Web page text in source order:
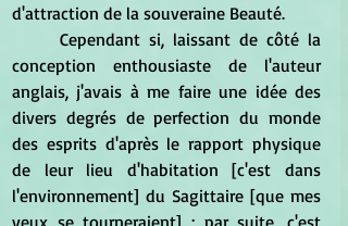
d'attraction de la souveraine Beauté.
conception enthousiaste de l'auteur
anglais, j'avais à me faire une idée des
divers degrés de perfection du monde
des esprits d'après le rapport physique
de leur lieu d'habitation [c'est dans
l'environnement] du Sagittaire [que mes